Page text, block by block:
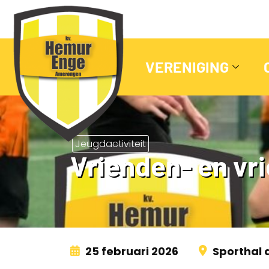
VERENIGING
Jeugdactiviteit
Vrienden- en
25 februari 2026 Sporthal